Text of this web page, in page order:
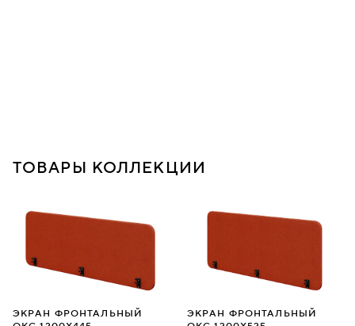
ТОВАРЫ КОЛЛЕКЦИИ
ЭКРАН ФРОНТАЛЬНЫЙ
ЭКРАН ФРОНТАЛЬНЫЙ